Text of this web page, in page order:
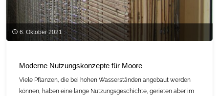
weiß"
6. Oktober 2021
Moderne Nutzungskonzepte für Moore
Viele Pflanzen, die bei hohen Wasserständen angebaut werden
können, haben eine lange Nutzungsgeschichte, gerieten aber im